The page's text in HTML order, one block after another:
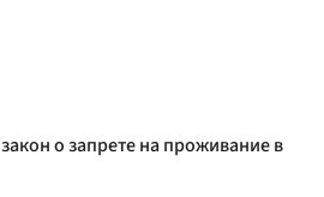
о запрете на проживание в